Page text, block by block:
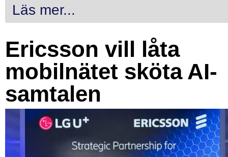
Läs mer...
Ericsson vill låta
mobilnätet sköta AI-
samtalen